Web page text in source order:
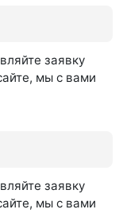
заявку
мы с вами
заявку
мы с вами